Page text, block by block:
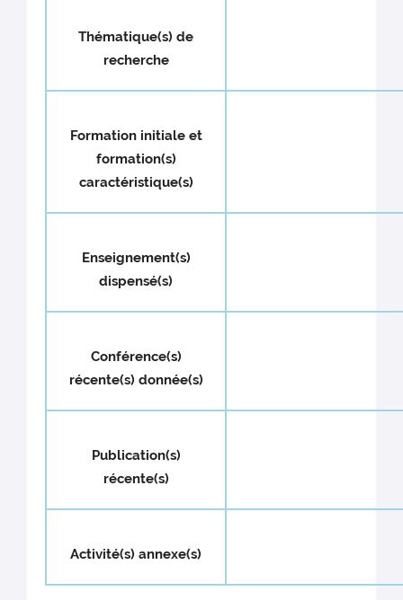
Thématique(s) de
recherche
Formation initiale et
formation(s)
caractéristique(s)
Enseignement(s)
dispensé(s)
Conférence(s)
récente(s) donnée(s)
Publication(s)
récente(s)
Activité(s) annexe(s)